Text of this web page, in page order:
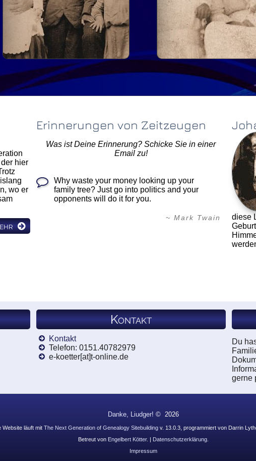
hier
wo er
Erinnerungen von Zeitzeugen
Was ist Deine Erinnerung? Schicke Sie in einer
Email zu!
Why waste your money looking up your
family tree? Just go into politics and your
opponents will do it for you.
~ Mark Twain
diese
Kontakt
Kontakt
Telefon: 0151.40782979
e-koetter[at]t-online.de
Du
gerne
Danke, Liudger! © 2026
Website läuft mit The Next Generation of Genealogy Sitebuilding v. 13.0.3, programmiert von Darrin
Betreut von Engelbert Kötter. | Datenschutzerklärung.
Impressum